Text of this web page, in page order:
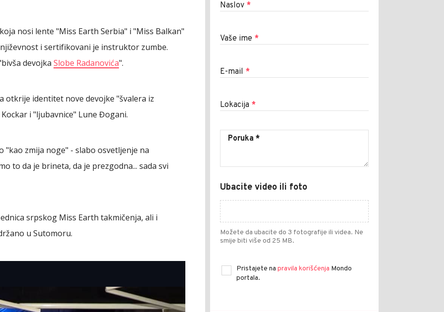
nosi lente "Miss Earth Serbia" i "Miss Balkan"
i sertifikovani je instruktor zumbe.
devojka Slobe Radanovića".
otkrije identitet nove devojke "švalera iz
i "ljubavnice" Lune Đogani.
"kao zmija noge" - slabo osvetljenje na
to da je brineta, da je prezgodna... sada svi
srpskog Miss Earth takmičenja, ali i
u Sutomoru.
Naslov *
Vaše ime *
E-mail *
Lokacija *
Ubacite video ili foto
Možete da ubacite do 3 fotografije ili videa. Ne
smije biti više od 25 MB.
Pristajete na pravila korišćenja Mondo
portala.